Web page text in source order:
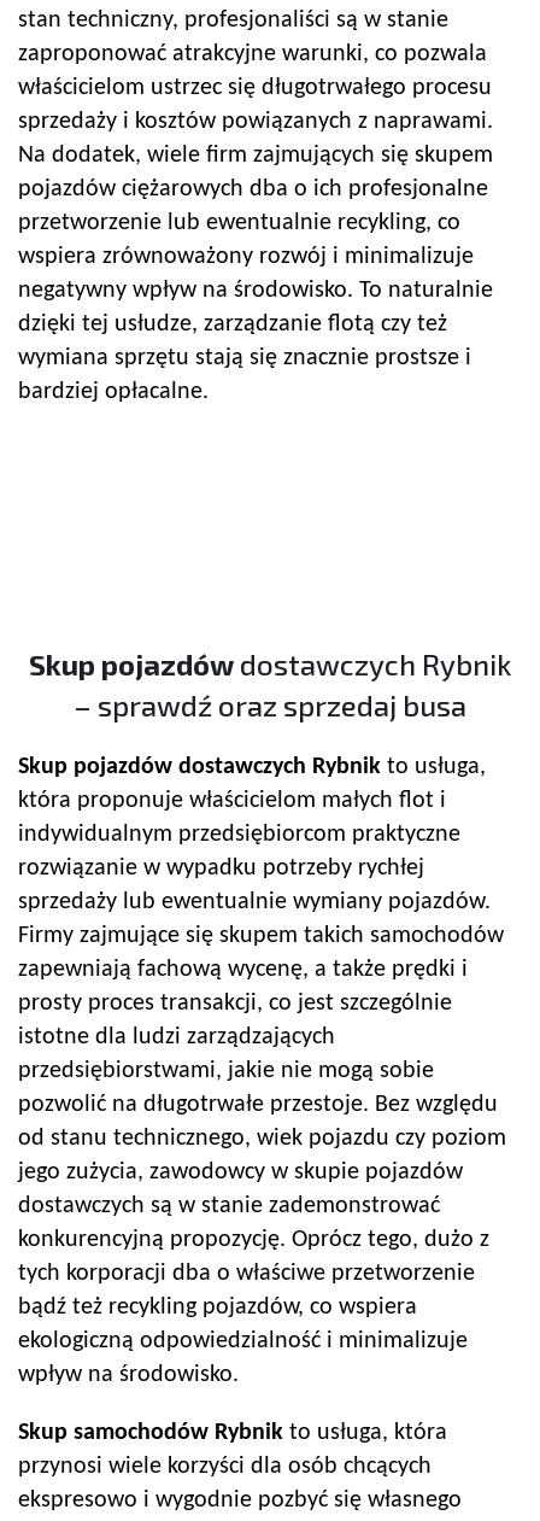
stan techniczny, profesjonaliści są w stanie
zaproponować atrakcyjne warunki, co pozwala
właścicielom ustrzec się długotrwałego procesu
sprzedaży i kosztów powiązanych z naprawami.
Na dodatek, wiele firm zajmujących się skupem
pojazdów ciężarowych dba o ich profesjonalne
przetworzenie lub ewentualnie recykling, co
wspiera zrównoważony rozwój i minimalizuje
negatywny wpływ na środowisko. To naturalnie
dzięki tej usłudze, zarządzanie flotą czy też
wymiana sprzętu stają się znacznie prostsze i
bardziej opłacalne.
Skup pojazdów dostawczych Rybnik
– sprawdź oraz sprzedaj busa
Skup pojazdów dostawczych Rybnik to usługa,
która proponuje właścicielom małych flot i
indywidualnym przedsiębiorcom praktyczne
rozwiązanie w wypadku potrzeby rychłej
sprzedaży lub ewentualnie wymiany pojazdów.
Firmy zajmujące się skupem takich samochodów
zapewniają fachową wycenę, a także prędki i
prosty proces transakcji, co jest szczególnie
istotne dla ludzi zarządzających
przedsiębiorstwami, jakie nie mogą sobie
pozwolić na długotrwałe przestoje. Bez względu
od stanu technicznego, wiek pojazdu czy poziom
jego zużycia, zawodowcy w skupie pojazdów
dostawczych są w stanie zademonstrować
konkurencyjną propozycję. Oprócz tego, dużo z
tych korporacji dba o właściwe przetworzenie
bądź też recykling pojazdów, co wspiera
ekologiczną odpowiedzialność i minimalizuje
wpływ na środowisko.
Skup samochodów Rybnik to usługa, która
przynosi wiele korzyści dla osób chcących
ekspresowo i wygodnie pozbyć się własnego